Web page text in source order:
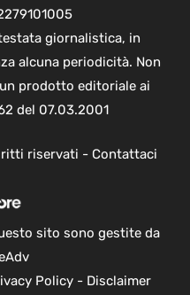
giornalistica, in
alcuna periodicità. Non
prodotto editoriale ai
del 07.03.2001
riservati - Contattaci
sito sono gestite da
Policy- Disclaimer